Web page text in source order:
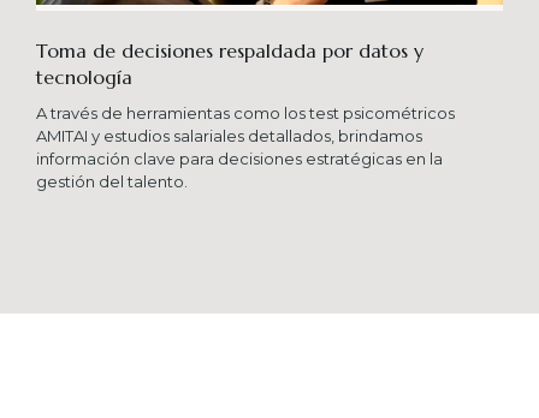
Toma de decisiones respaldada por datos y
tecnología​
A través de herramientas como los test psicométricos
AMITAI y estudios salariales detallados, brindamos
información clave para decisiones estratégicas en la
gestión del talento.